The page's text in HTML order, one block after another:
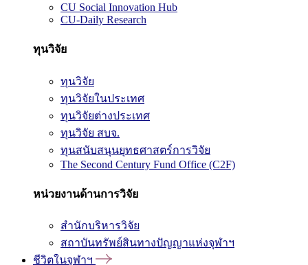
CU Social Innovation Hub
CU-Daily Research
ทุนวิจัย
ทุนวิจัย
ทุนวิจัยในประเทศ
ทุนวิจัยต่างประเทศ
ทุนวิจัย สบจ.
ทุนสนับสนุนยุทธศาสตร์การวิจัย
The Second Century Fund Office (C2F)
หน่วยงานด้านการวิจัย
สำนักบริหารวิจัย
สถาบันทรัพย์สินทางปัญญาแห่งจุฬาฯ
ชีวิตในจุฬาฯ